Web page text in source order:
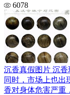
6078
沉香真假图片 沉香
同时，市场上也出
香对身体危害严重